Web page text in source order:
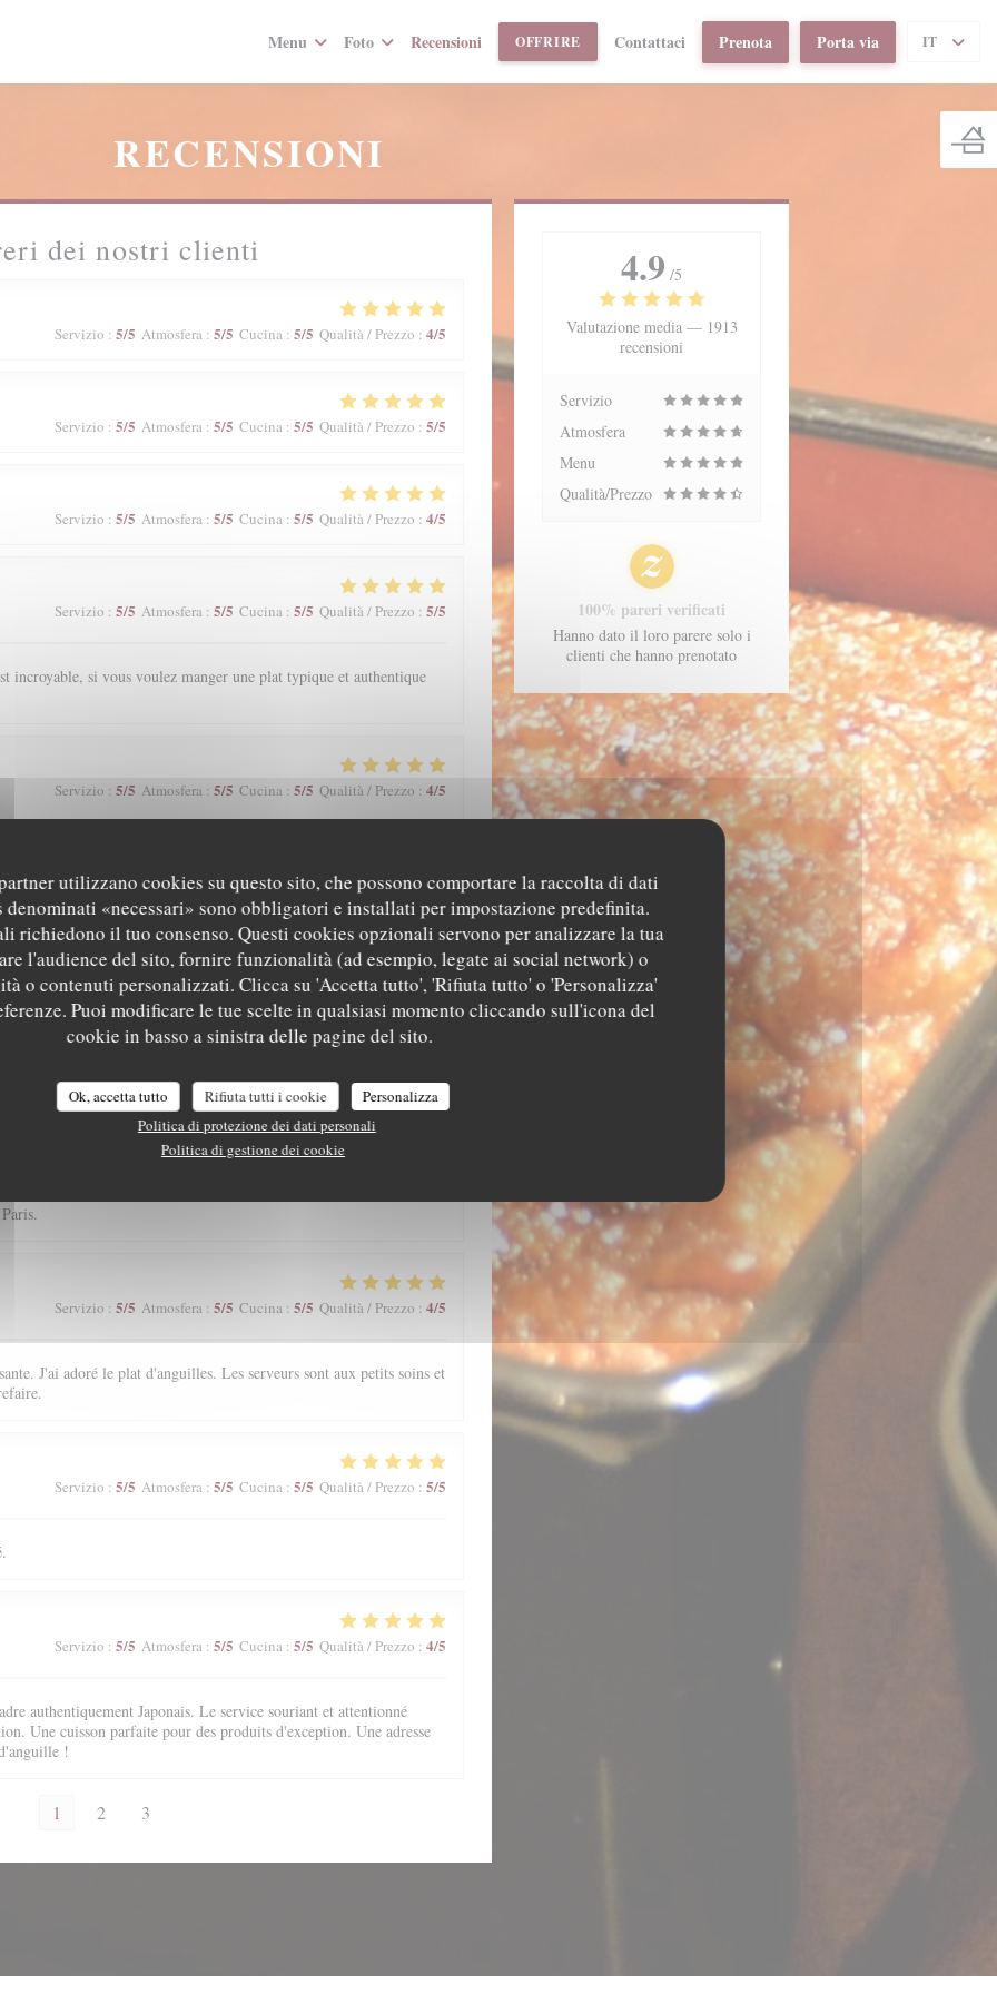
utilizzano cookies su questo sito, che possono comportare la raccolta di dati
«necessari» sono obbligatori e installati per impostazione predefinita.
richiedono il tuo consenso. Questi cookies opzionali servono per analizzare la tua
l'audience del sito, fornire funzionalità (ad esempio, legate ai social network) o
o contenuti personalizzati. Clicca su 'Accetta tutto', 'Rifiuta tutto' o 'Personalizza'
Puoi modificare le tue scelte in qualsiasi momento cliccando sull'icona del
cookie in basso a sinistra delle pagine del sito.
Ok, accetta tutto Rifiuta tutti i cookie
Personalizza
Politica di protezione dei dati personali
Politica di gestione dei cookie
Menu Foto Recensioni OFFRIRE ((APRE UNA NUOVA FINESTRA))
Contattaci Prenota Porta via IT
RECENSIONI
dei nostri clienti
Servizio : 5/5 Atmosfera : 5/5 Cucina : 5/5 Qualità / Prezzo : 4/5
Servizio : 5/5 Atmosfera : 5/5 Cucina : 5/5 Qualità / Prezzo : 5/5
Servizio : 5/5 Atmosfera : 5/5 Cucina : 5/5 Qualità / Prezzo : 4/5
Servizio : 5/5 Atmosfera : 5/5 Cucina : 5/5 Qualità / Prezzo : 5/5
incroyable, si vous voulez manger une plat typique et authentique
Servizio : 5/5 Atmosfera : 5/5 Cucina : 5/5 Qualità / Prezzo : 4/5
donc il fallait absolument que je teste ce restaurant et je ne
Par ailleurs, j'ai pu réserver en ligne. L'accueil et le service de
Servizio: 5/5 Atmosfera: 5/5 Cucina: 5/5 Qualità / Prezzo: 5/5
Je recommande vivement.
Atmosfera: 5/5 Cucina:5/5 Qualità / Prezzo
Servizio : 5/5 Atmosfera : 5/5 Cucina : 5/5 Qualità / Prezzo : 4/5
J'ai adoré le plat d'anguilles. Les serveurs sont aux petits soins et
Servizio : 5/5 Atmosfera : 5/5 Cucina : 5/5 Qualità / Prezzo : 5/5
Servizio : 5/5 Atmosfera : 5/5 Cucina : 5/5 Qualità / Prezzo : 4/5
authentiquement Japonais. Le service souriant et attentionné
Une cuisson parfaite pour des produits d'exception. Une adresse
!
1 2 3
4.9 /5
Valutazione media — 1913
recensioni
Servizio
Atmosfera
Menu
Qualità/Prezzo
100% pareri verificati
Hanno dato il loro parere solo i
clienti che hanno prenotato